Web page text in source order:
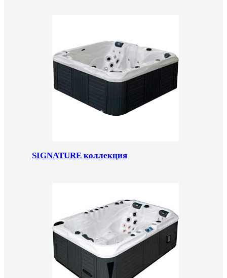
SIGNATURE коллекция